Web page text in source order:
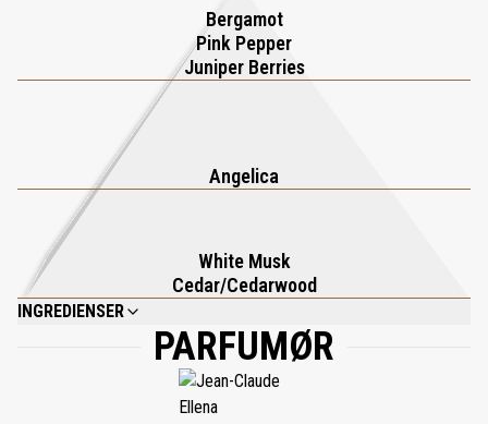
og hvid moskus, som tilfører dybde og sammenhæng til denne
luftige komposition. Angéliques Sous la Pluie går ud over
traditionel parfumeri og præsenterer en duft, der hylder
skønheden i det uperfekte og fascinationen ved livets
forgængelighed. Som regndryppede kronblade i nuancer af lilla og
grå inviterer denne duft til personlig fortolkning og giver hver
bærer mulighed for at gøre den til sit eget intime, duftende
mesterværk.
Bergamot
Pink Pepper
Juniper Berries
Angelica
White Musk
Cedar/Cedarwood
INGREDIENSER
ALCOHOL DENAT., WATER\AQUA\EAU, FRAGRANCE (PARFUM), PEG-40
HYDROGENATED CASTOR OIL, LIMONENE, LINALOOL, EVERNIA PRUNASTRI
(OAKMOSS) EXTRACT, CITRAL, GERANIOL, BHT.
PARFUMØR